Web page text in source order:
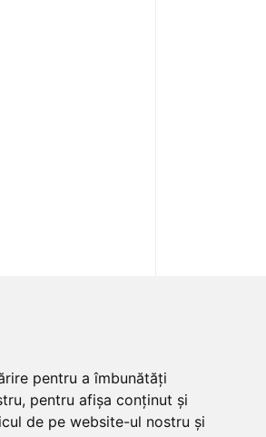
pentru a îmbunătăți
pentru afișa conținut și
de pe website-ul nostru și